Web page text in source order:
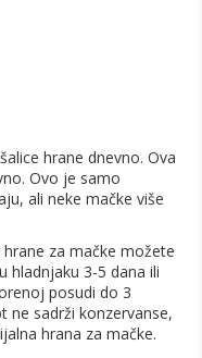
hrane dnevno. Ova
Ovo je samo
ali neke mačke više
za mačke možete
hladnjaku 3-5 dana ili
posudi do 3
ne sadrži konzervanse,
hrana za mačke.